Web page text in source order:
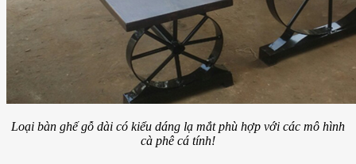
Loại bàn ghế gỗ dài có kiểu dáng lạ mắt phù hợp với các mô hình
cà phê cá tính!